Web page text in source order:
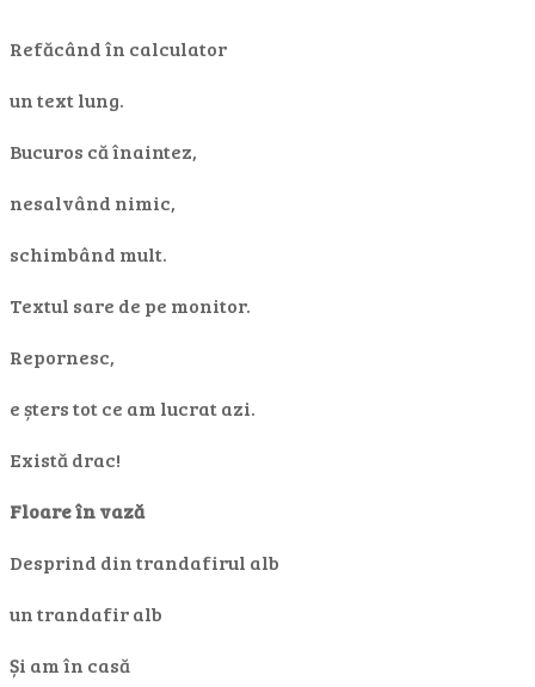
Refăcând în calculator
un text lung.
Bucuros că înaintez,
nesalvând nimic,
schimbând mult.
Textul sare de pe monitor.
Repornesc,
e șters tot ce am lucrat azi.
Există drac!
Floare în vază
Desprind din trandafirul alb
un trandafir alb
Și am în casă